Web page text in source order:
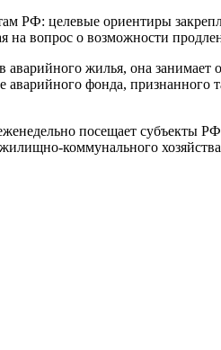
РФ: целевые ориентиры
вопрос о возможности
жилья, она занимает
аварийного фонда,
посещает субъекты
коммунального